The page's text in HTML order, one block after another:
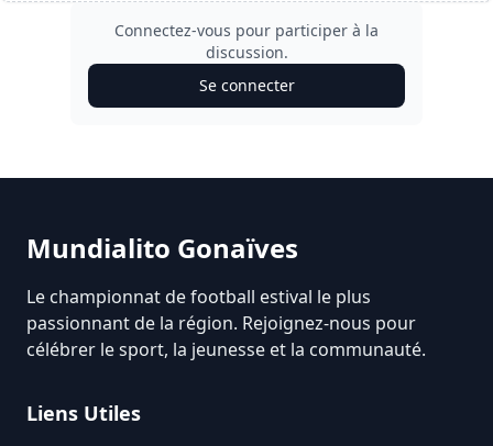
Connectez-vous pour participer à la
discussion.
Se connecter
Mundialito Gonaïves
Le championnat de football estival le plus
passionnant de la région. Rejoignez-nous pour
célébrer le sport, la jeunesse et la communauté.
Liens Utiles